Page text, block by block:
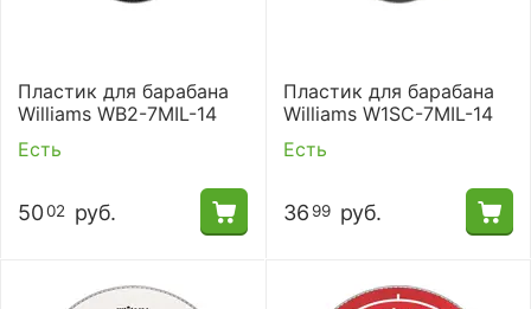
Пластик для барабана
Williams WB2-7MIL-14
Есть
5002 руб.
Пластик для барабана
Williams W1SC-7MIL-14
Есть
36 99 руб.